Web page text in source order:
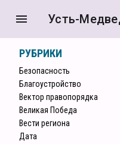
menu Усть-
РУБРИКИ
Безопасность
Благоустройство
Вектор правопорядка
Великая Победа
Вести региона
Дата